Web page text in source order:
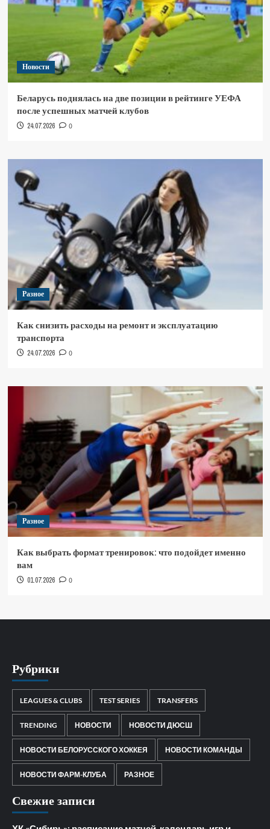
Новости
Беларусь поднялась на две позиции в рейтинге УЕФА
после успешных матчей клубов
24.07.2026 0
Разное
Как снизить расходы на ремонт и эксплуатацию
транспорта
24.07.2026 0
Разное
Как выбрать формат тренировок: что подойдет именно
вам
01.07.2026 0
Рубрики
LEAGUES & CLUBS TEST SERIES TRANSFERS
TRENDING НОВОСТИ НОВОСТИ ДЮСШ
НОВОСТИ БЕЛОРУССКОГО ХОККЕЯ НОВОСТИ КОМАНДЫ
НОВОСТИ ФАРМ-КЛУБА РАЗНОЕ
Свежие записи